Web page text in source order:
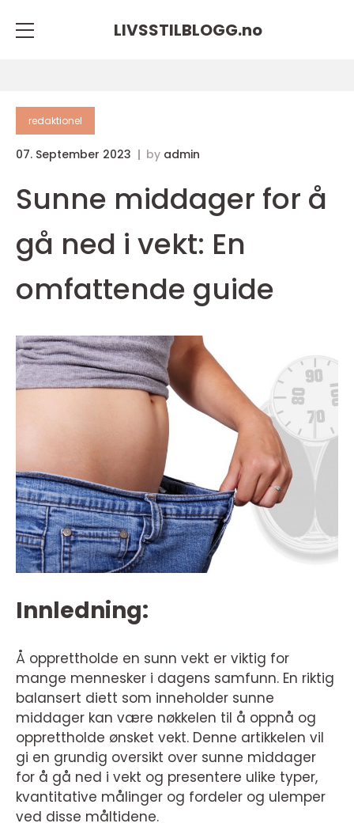
LIVSSTILBLOGG.no
redaktionel
07. September 2023 by admin
Sunne middager for å
gå ned i vekt: En
omfattende guide
Innledning:
Å opprettholde en sunn vekt er viktig for
mange mennesker i dagens samfunn. En riktig
balansert diett som inneholder sunne
middager kan være nøkkelen til å oppnå og
opprettholde ønsket vekt. Denne artikkelen vil
gi en grundig oversikt over sunne middager
for å gå ned i vekt og presentere ulike typer,
kvantitative målinger og fordeler og ulemper
ved disse måltidene.